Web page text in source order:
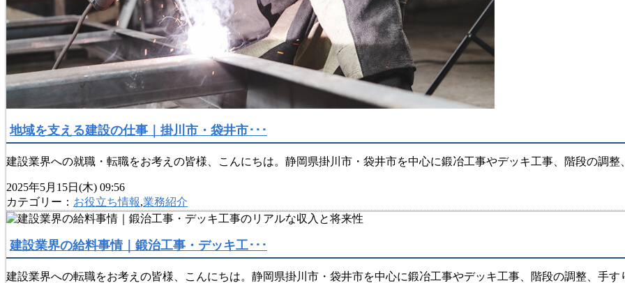
地域を支える建設の仕事｜掛川市・袋井市･･･
建設業界への就職・転職をお考えの皆様、こんにちは。静岡県掛川市・袋井市を中心に鍛冶工事やデッキ工事、階段の調
2025年5月15日(木) 09:56
カテゴリー： お役立ち情報,業務紹介
建設業界の給料事情｜鍛治工事・デッキ工･･･
建設業界への転職をお考えの皆様、こんにちは。静岡県掛川市・袋井市を中心に鍛冶工事やデッキ工事、階段の調整、手